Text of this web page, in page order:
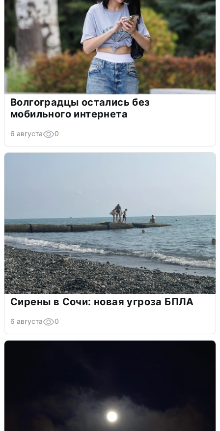
Волгоградцы остались без
мобильного интернета
6 августа 0
Сирены в Сочи: новая угроза БПЛА
6 августа 0